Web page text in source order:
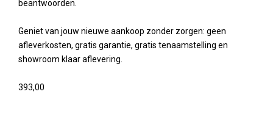
beantwoorden.
Geniet van jouw nieuwe aankoop zonder zorgen: geen
afleverkosten, gratis garantie, gratis tenaamstelling en
showroom klaar aflevering.
393,00